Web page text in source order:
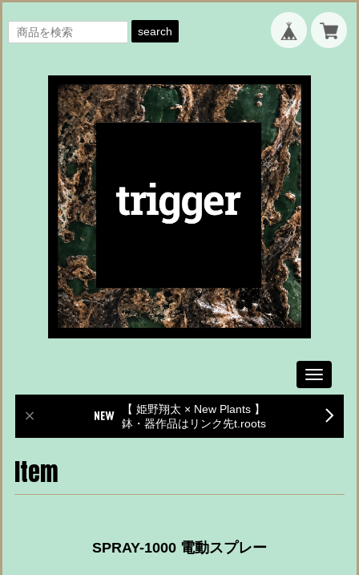
search
Toggle
【 姫野翔太 × New Plants 】
鉢・器作品はリンク先t.roots
Item
SPRAY-1000 電動スプレー